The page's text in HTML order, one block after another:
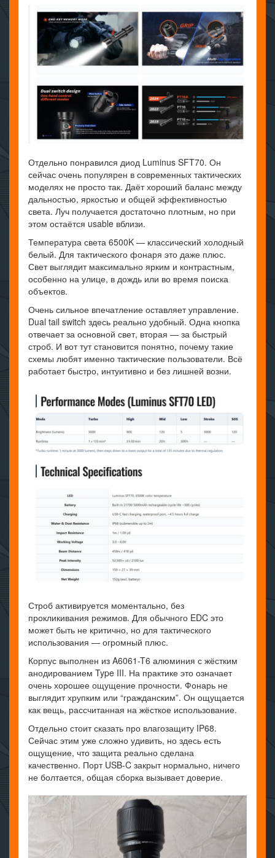
Отдельно понравился диод Luminus SFT70. Он
сейчас очень популярен в современных тактических
моделях не просто так. Даёт хороший баланс между
дальностью, яркостью и общей эффективностью
света. Луч получается достаточно плотным, но при
этом остаётся usable вблизи.
Температура света 6500K — классический холодный
белый. Для тактического фонаря это даже плюс.
Свет выглядит максимально ярким и контрастным,
особенно на улице, в дождь или во время поиска
объектов.
Очень сильное впечатление оставляет управление.
Dual tail switch здесь реально удобный. Одна кнопка
отвечает за основной свет, вторая — за быстрый
строб. И вот тут становится понятно, почему такие
схемы любят именно тактические пользователи. Всё
работает быстро, интуитивно и без лишней возни.
Строб активируется моментально, без
прокликивания режимов. Для обычного EDC это
может быть не критично, но для тактического
использования — огромный плюс.
Корпус выполнен из A6061-T6 алюминия с жёстким
анодированием Type III. На практике это означает
очень хорошее ощущение прочности. Фонарь не
выглядит хрупким или “гражданским”. Он ощущается
как вещь, рассчитанная на жёсткое использование.
Отдельно стоит сказать про влагозащиту IP68.
Сейчас этим уже сложно удивить, но здесь есть
ощущение, что защита реально сделана
качественно. Порт USB-C закрыт нормально, ничего
не болтается, общая сборка вызывает доверие.